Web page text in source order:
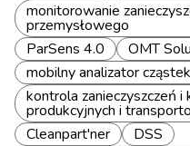
monitorowanie
przemysłowego
ParSens 4.0
OMT
mobilny analizator cząstek
kontrola zanieczyszczeń
produkcyjnych i
Cleanpart'ner
DSS